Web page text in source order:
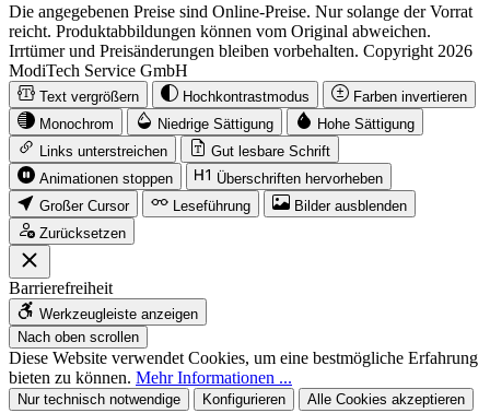
Die angegebenen Preise sind Online-Preise. Nur solange der Vorrat
reicht. Produktabbildungen können vom Original abweichen.
Irrtümer und Preisänderungen bleiben vorbehalten. Copyright 2026
ModiTech Service GmbH
Text vergrößern Hochkontrastmodus
Farben invertieren
Monochrom
Niedrige Sättigung
Hohe Sättigung
Links unterstreichen
Gut lesbare Schrift
Animationen stoppen
Überschriften hervorheben
Großer Cursor
Leseführung
Bilder ausblenden
Zurücksetzen
Barrierefreiheit
Werkzeugleiste anzeigen
Nach oben scrollen
Diese Website verwendet Cookies, um eine bestmögliche Erfahrung
bieten zu können. Mehr Informationen ...
Nur technisch notwendige Konfigurieren Alle Cookies akzeptieren